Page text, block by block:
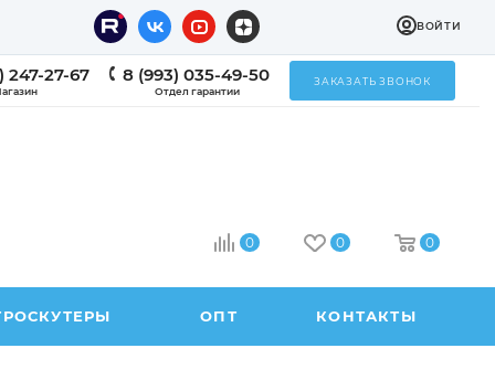
ВОЙТИ
247-27-67 8 (993) 035-49-50
Отдел гарантии
ЗАКАЗАТЬ ЗВОНОК
0 0 0
ОПТ КОНТАКТЫ